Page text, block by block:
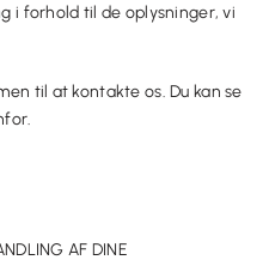
i forhold til de oplysninger, vi
til at kontakte os. Du kan se
AF DINE